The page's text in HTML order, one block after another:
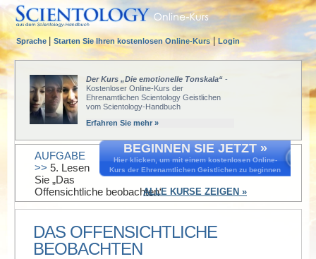
Sprache| Starten Sie Ihren kostenlosen Online-Kurs Login
Der Kurs „Die emotionelle Tonskala“ -
Kostenloser Online-Kurs der
Ehrenamtlichen Scientology Geistlichen
vom Scientology-Handbuch
Erfahren Sie mehr »
BEGINNEN SIE JETZT »
Hier klicken, um mit einem kostenlosen Online-
Kurs der Ehrenamtlichen Geistlichen zu beginnen
ALLE KURSE ZEIGEN »
AUFGABE
>> 5. Lesen
Sie „Das
Offensichtliche beobachten“
DAS OFFENSICHTLICHE
BEOBACHTEN